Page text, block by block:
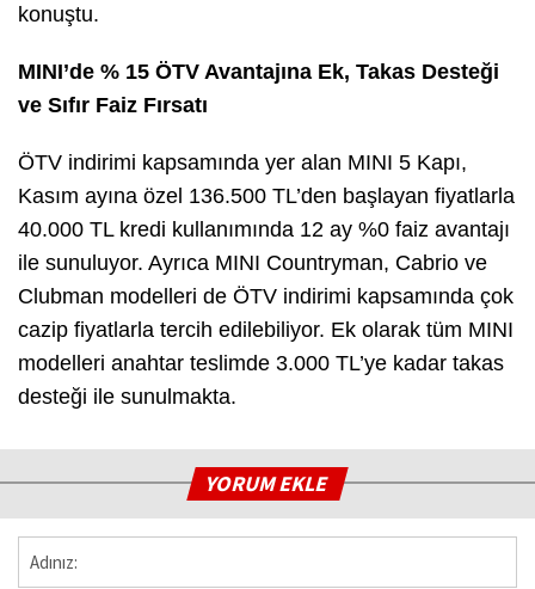
konuştu.
MINI’de % 15 ÖTV Avantajına Ek, Takas Desteği
ve Sıfır Faiz Fırsatı
ÖTV indirimi kapsamında yer alan MINI 5 Kapı,
Kasım ayına özel 136.500 TL’den başlayan fiyatlarla
40.000 TL kredi kullanımında 12 ay %0 faiz avantajı
ile sunuluyor. Ayrıca MINI Countryman, Cabrio ve
Clubman modelleri de ÖTV indirimi kapsamında çok
cazip fiyatlarla tercih edilebiliyor. Ek olarak tüm MINI
modelleri anahtar teslimde 3.000 TL’ye kadar takas
desteği ile sunulmakta.
YORUM EKLE